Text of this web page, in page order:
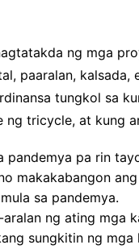
ng mga
paaralan,
tungkol sa
ng tricycle, at kung
pandemya pa rin
makakabangon
sa pandemya.
aralan ng ating mga
sungkitin ng